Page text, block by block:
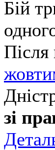
Бій
зі